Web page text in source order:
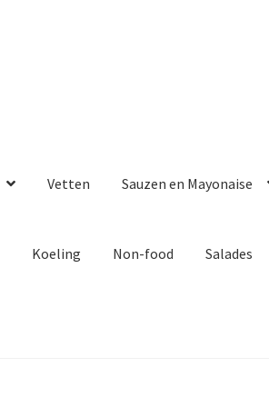
Vetten Sauzen en Mayonaise
Koeling Non-food Salades